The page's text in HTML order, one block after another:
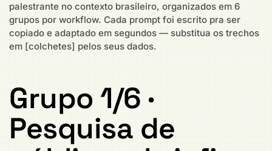
palestrante no contexto brasileiro, organizados em 6
grupos por workflow. Cada prompt foi escrito pra ser
copiado e adaptado em segundos — substitua os trechos
em [colchetes] pelos seus dados.
Grupo 1/6 ·
Pesquisa de